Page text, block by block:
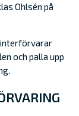
Ohlsén på
och palla upp